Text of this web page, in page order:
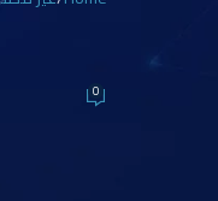
في مصر 0
الصناعية. في مصر، يشهد سوق